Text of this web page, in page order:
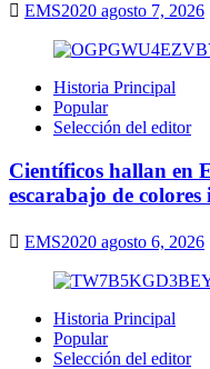
EMS2020 agosto 7, 2026
Historia Principal
Popular
Selección del editor
Científicos hallan en
escarabajo de colores
EMS2020 agosto 6, 2026
Historia Principal
Popular
Selección del editor